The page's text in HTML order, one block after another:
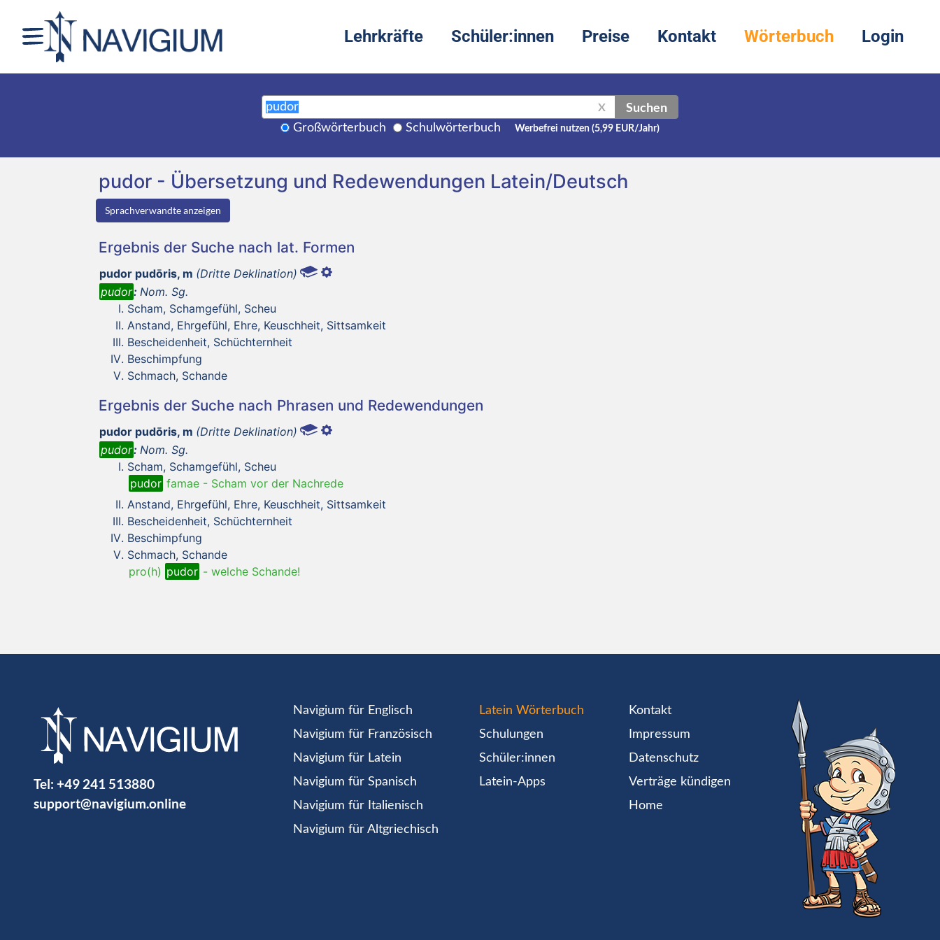
Lehrkräfte Schüler:innen Preise Kontakt Wörterbuch Login
X Suchen
Großwörterbuch Schulwörterbuch Werbefrei nutzen (5,99 EUR/Jahr)
pudor - Übersetzung und Redewendungen Latein/Deutsch
Sprachverwandte anzeigen
Ergebnis der Suche nach lat. Formen
pudor pudōris, m (Dritte Deklination)
pudor: Nom. Sg.
Scham, Schamgefühl, Scheu
Anstand, Ehrgefühl, Ehre, Keuschheit, Sittsamkeit
Bescheidenheit, Schüchternheit
Beschimpfung
Schmach, Schande
Ergebnis der Suche nach Phrasen und Redewendungen
pudor pudōris, m (Dritte Deklination)
pudor: Nom. Sg.
Scham, Schamgefühl, Scheu
pudor famae - Scham vor der Nachrede
Anstand, Ehrgefühl, Ehre, Keuschheit, Sittsamkeit
Bescheidenheit, Schüchternheit
Beschimpfung
Schmach, Schande
pro(h) pudor - welche Schande!
Tel: +49 241 513880
support@navigium.online
Navigium für Englisch
Navigium für Französisch
Navigium für Latein
Navigium für Spanisch
Navigium für Italienisch
Navigium für Altgriechisch
Latein Wörterbuch
Schulungen
Schüler:innen
Latein-Apps
Kontakt
Impressum
Datenschutz
Verträge kündigen
Home